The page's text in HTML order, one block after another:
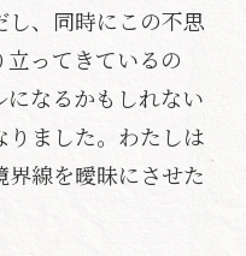
し、同時にこの不思
ってきているの
なるかもしれない
りました。わたしは
界線を曖昧にさせた